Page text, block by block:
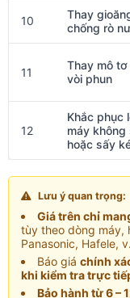
10
Thay
chống rò
11
Thay mô
vòi phun
12
Khắc phục
máy không
hoặc sấy
Lưu ý quan trọng:
Giá trên chỉ
tùy theo dòng máy,
Panasonic, Hafele,
Báo giá chính
khi kiểm tra trực
Bảo hành từ 6 –